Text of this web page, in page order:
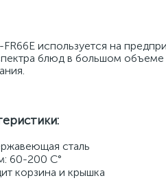
используется на
блюд в большом
сталь
60-200 С°
корзина и крышка